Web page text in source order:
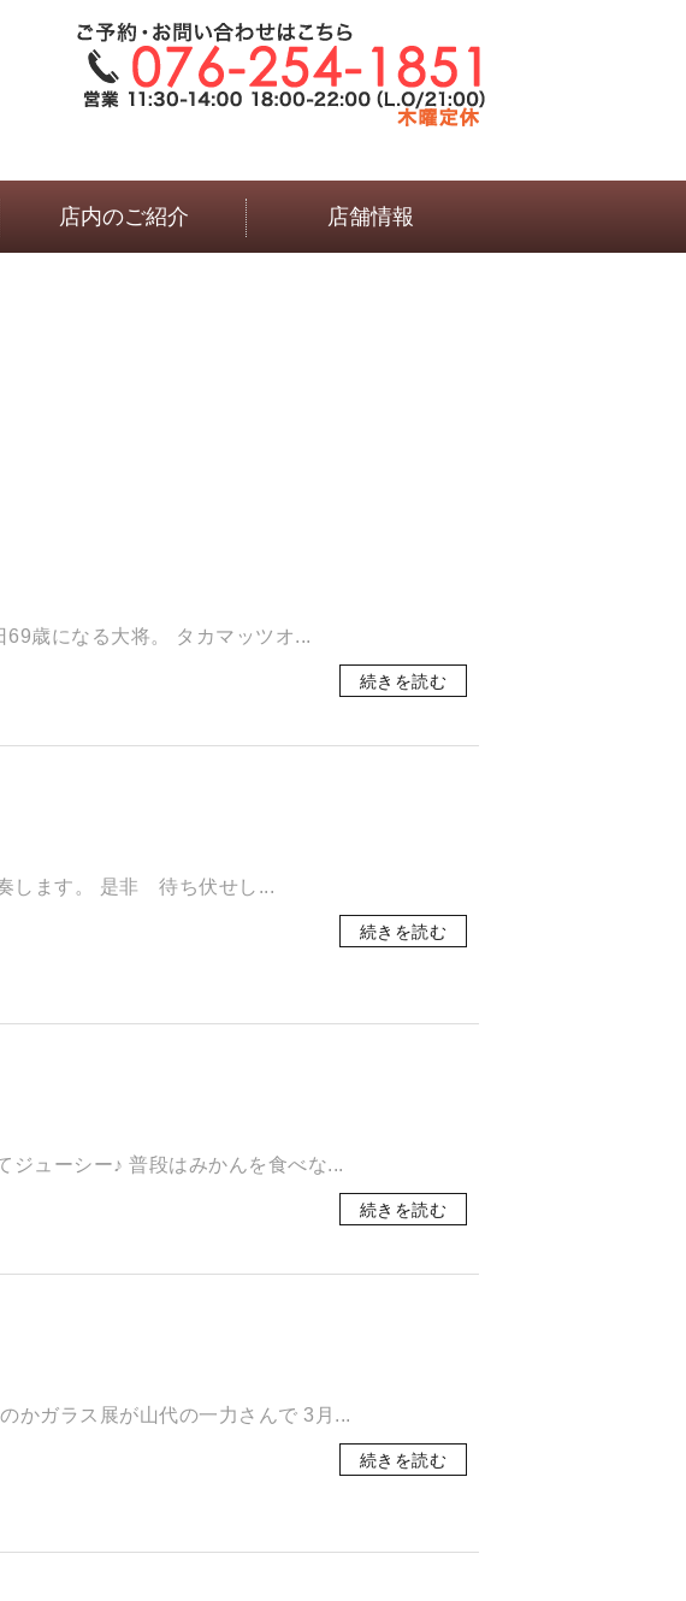
店内のご紹介 店舗情報
歳になる大将。 ​タカマッツオ...
続きを読む
します。 ​是非 待ち伏せし...
続きを読む
ジューシー♪ ​普段はみかんを食べな...
続きを読む
かガラス展が山代の一力さんで 3月...
続きを読む